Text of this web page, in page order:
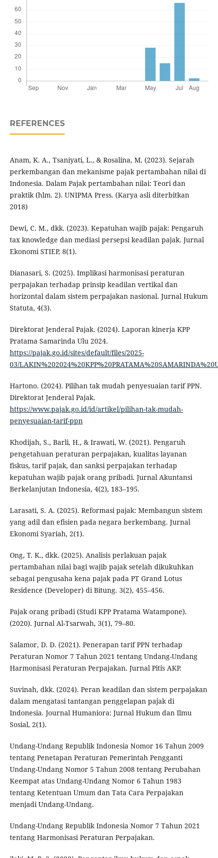
REFERENCES
Anam, K. A., Tsaniyati, L., & Rosalina, M. (2023). Sejarah
perkembangan dan mekanisme pajak pertambahan nilai di
Indonesia. Dalam Pajak pertambahan nilai: Teori dan
praktik (hlm. 2). UNIPMA Press. (Karya asli diterbitkan
2018)
Dewi, C. M., dkk. (2023). Kepatuhan wajib pajak: Pengaruh
tax knowledge dan mediasi persepsi keadilan pajak. Jurnal
Ekonomi STIEP, 8(1).
Dianasari, S. (2025). Implikasi harmonisasi peraturan
perpajakan terhadap prinsip keadilan vertikal dan
horizontal dalam sistem perpajakan nasional. Jurnal Hukum
Statuta, 4(3).
Direktorat Jenderal Pajak. (2024). Laporan kinerja KPP
Pratama Samarinda Ulu 2024.
https://pajak.go.id/sites/default/files/2025-
03/
Hartono. (2024). Pilihan tak mudah penyesuaian tarif PPN.
Direktorat Jenderal Pajak.
https://www.pajak.go.id/id/artikel/pilihan-tak-mudah-
penyesuaian-tarif-ppn
Khodijah, S., Barli, H., & Irawati, W. (2021). Pengaruh
pengetahuan peraturan perpajakan, kualitas layanan
fiskus, tarif pajak, dan sanksi perpajakan terhadap
kepatuhan wajib pajak orang pribadi. Jurnal Akuntansi
Berkelanjutan Indonesia, 4(2), 183–195.
Larasati, S. A. (2025). Reformasi pajak: Membangun sistem
yang adil dan efisien pada negara berkembang. Jurnal
Ekonomi Syariah, 2(1).
Ong, T. K., dkk. (2025). Analisis perlakuan pajak
pertambahan nilai bagi wajib pajak setelah dikukuhkan
sebagai pengusaha kena pajak pada PT Grand Lotus
Residence (Developer) di Bitung. 3(2), 455–456.
Pajak orang pribadi (Studi KPP Pratama Watampone).
(2020). Jurnal Al-Tsarwah, 3(1), 79–80.
Salamor, D. D. (2021). Penerapan tarif PPN terhadap
Peraturan Nomor 7 Tahun 2021 tentang Undang-Undang
Harmonisasi Peraturan Perpajakan. Jurnal Pitis AKP.
Suvinah, dkk. (2024). Peran keadilan dan sistem perpajakan
dalam mengatasi tantangan penggelapan pajak di
Indonesia. Journal Humaniora: Jurnal Hukum dan Ilmu
Sosial, 2(1).
Undang-Undang Republik Indonesia Nomor 16 Tahun 2009
tentang Penetapan Peraturan Pemerintah Pengganti
Undang-Undang Nomor 5 Tahun 2008 tentang Perubahan
Keempat atas Undang-Undang Nomor 6 Tahun 1983
tentang Ketentuan Umum dan Tata Cara Perpajakan
menjadi Undang-Undang.
Undang-Undang Republik Indonesia Nomor 7 Tahun 2021
tentang Harmonisasi Peraturan Perpajakan.